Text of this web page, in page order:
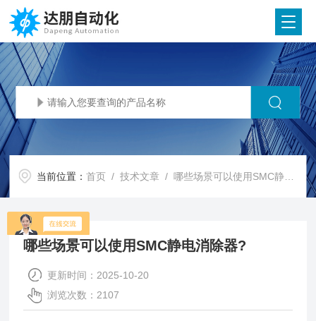
当前位置：首页 /技术文章 / 哪些场景可以使用SMC静电消除器?
哪些场景可以使用SMC静电消除器?
更新时间：2025-10-20
浏览次数：2107